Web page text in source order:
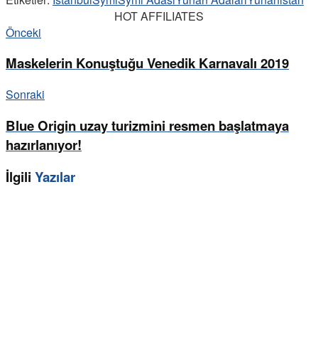
HOT AFFILIATES
Önceki
Maskelerin Konuştuğu Venedik Karnavalı 2019
Sonraki
Blue Origin uzay turizmini resmen başlatmaya
hazırlanıyor!
İlgili Yazılar